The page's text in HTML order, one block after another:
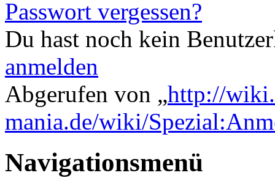
Passwort vergessen?
Du hast noch kein
anmelden
Abgerufen von „http://
mania.de/wiki/
Navigationsmenü